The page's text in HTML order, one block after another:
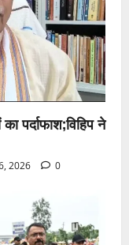
पर्दाफाश;विहिप ने
2026 0